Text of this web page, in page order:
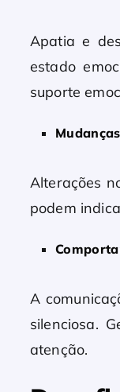
Apatia e
estado
suporte
Alterações
podem
A
silenciosa.
atenção.